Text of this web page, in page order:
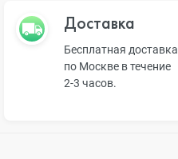
Доставка
Бесплатная доставка
по Москве в течение
2-3 часов.